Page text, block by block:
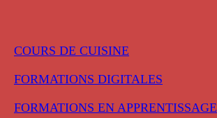
COURS DE CUISINE
FORMATIONS DIGITALES
FORMATIONS EN APPRENTISSAGE